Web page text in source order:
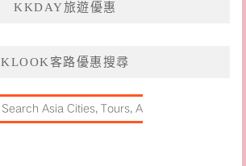
KKDAY旅遊優惠
KLOOK客路優惠搜尋